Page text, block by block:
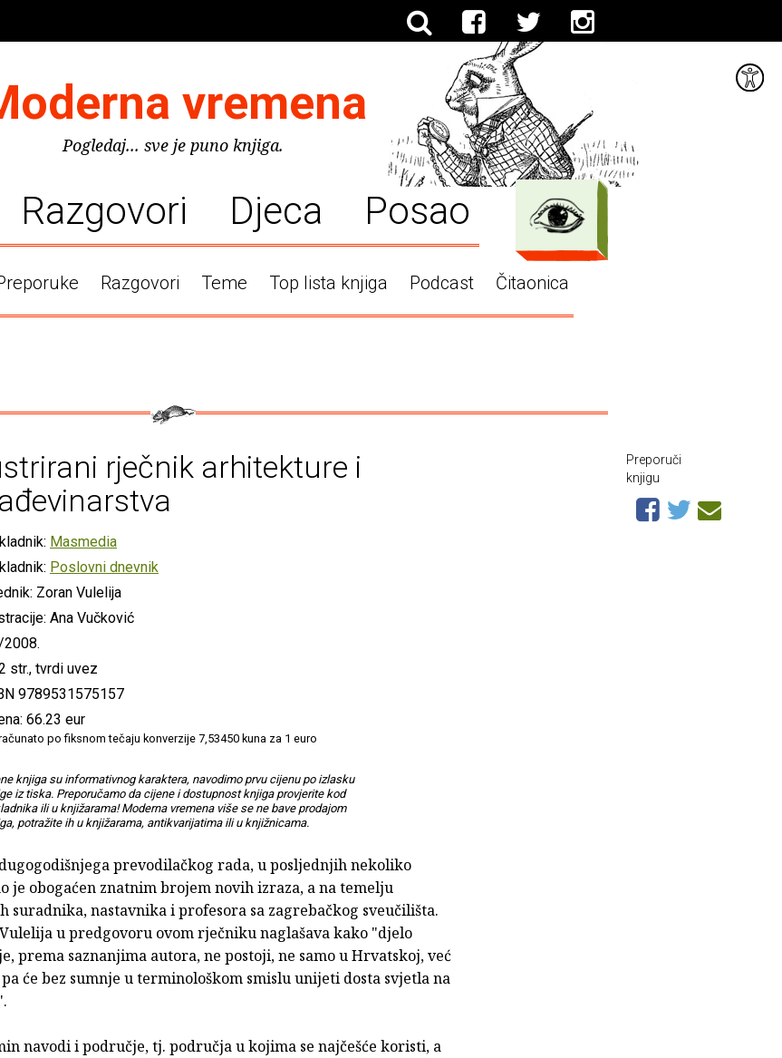
vremena
Pogledaj... sve je puno knjiga.
Razgovori Djeca Posao
Razgovori Teme Top lista knjiga Podcast Čitaonica
rječnik arhitekture i
Masmedia
Poslovni dnevnik
Zoran Vulelija
Ana Vučković
str., tvrdi uvez
9789531575157
66.23 eur
po fiksnom tečaju konverzije 7,53450 kuna za 1 euro
knjiga su informativnog karaktera, navodimo prvu cijenu po izlasku
iz tiska. Preporučamo da cijene i dostupnost knjiga provjerite kod
ili u knjižarama! Moderna vremena više se ne bave prodajom
potražite ih u knjižarama, antikvarijatima ili u knjižnicama.
prevodilačkog rada, u posljednjih nekoliko
je obogaćen znatnim brojem novih izraza, a na temelju
suradnika, nastavnika i profesora sa zagrebačkog sveučilišta.
u predgovoru ovom rječniku naglašava kako "djelo
prema saznanjima autora, ne postoji, ne samo u Hrvatskoj, već
će bez sumnje u terminološkom smislu unijeti dosta svjetla na
navodi i područje, tj. područja u kojima se najčešće koristi, a
Preporuči
knjigu